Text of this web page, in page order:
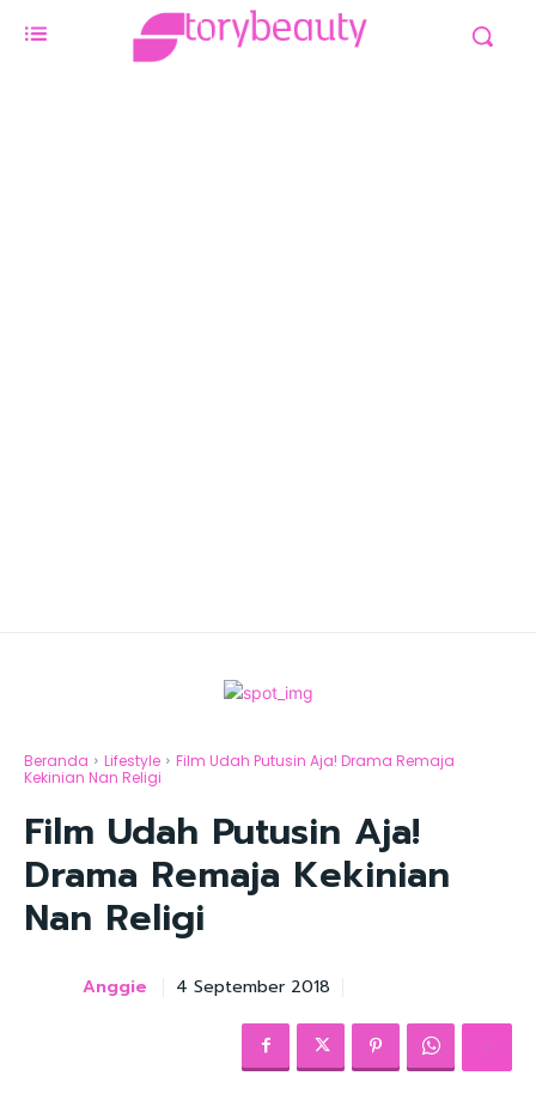
Beranda Lifestyle
Film Udah Putusin Aja! Drama Remaja
Kekinian Nan Religi
Film Udah Putusin Aja!
Drama Remaja Kekinian
Nan Religi
Anggie 4 September 2018